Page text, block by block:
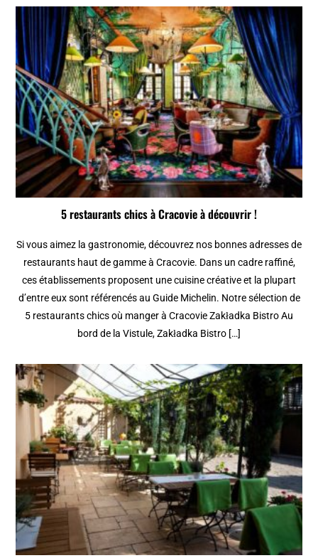
5 restaurants chics à Cracovie à découvrir !
Si vous aimez la gastronomie, découvrez nos bonnes adresses de
restaurants haut de gamme à Cracovie. Dans un cadre raffiné,
ces établissements proposent une cuisine créative et la plupart
d’entre eux sont référencés au Guide Michelin. Notre sélection de
5 restaurants chics où manger à Cracovie Zakładka Bistro Au
bord de la Vistule, Zakładka Bistro […]